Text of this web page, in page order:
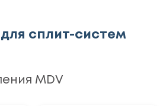
сплит-систем
MDV